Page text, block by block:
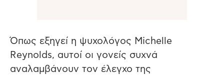
Όπως εξηγεί η ψυχολόγος Michelle
Reynolds, αυτοί οι γονείς συχνά
αναλαμβάνουν τον έλεγχο της